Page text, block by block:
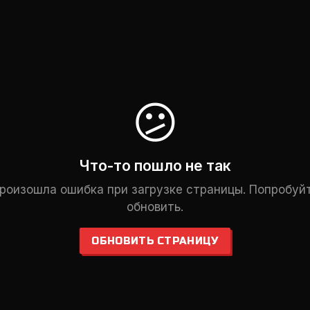
😕
Что-то пошло не так
ошибка при загрузке страницы.
обновить.
ОБНОВИТЬ СТРАНИЦУ